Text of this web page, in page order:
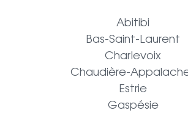
Abitibi
Bas-Saint-Laurent
Charlevoix
Chaudière-
Estrie
Gaspésie